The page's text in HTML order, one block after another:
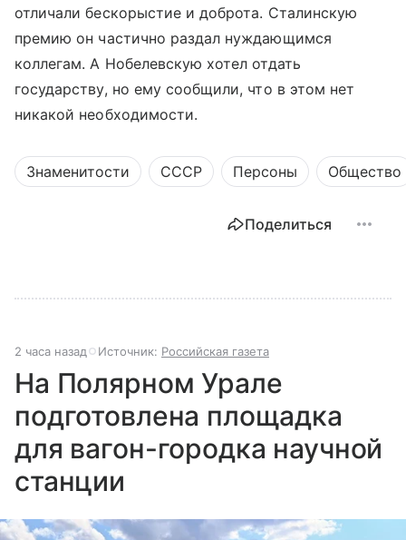
отличали бескорыстие и доброта. Сталинскую
премию он частично раздал нуждающимся
коллегам. А Нобелевскую хотел отдать
государству, но ему сообщили, что в этом нет
никакой необходимости.
Знаменитости СССР Персоны Общество
Поделиться
2 часа назад Источник: Российская газета
На Полярном Урале
подготовлена площадка
для вагон-городка научной
станции